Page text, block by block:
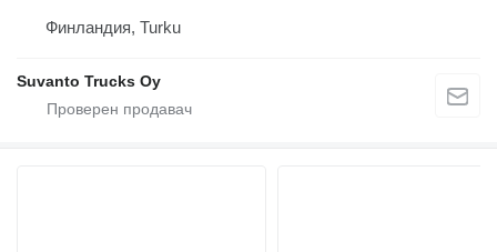
Финландия, Turku
Suvanto Trucks Oy